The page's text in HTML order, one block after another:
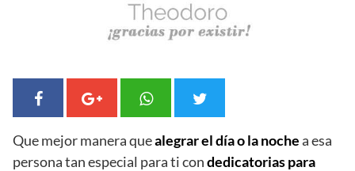
Que mejor manera quealegrar el día o la nochea esa
persona tan especial para ti condedicatorias para